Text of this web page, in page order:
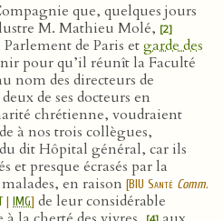
que, quelques jours
M. Mathieu Molé, [2]
Parlement de Paris etgarde des
pour qu’il réunît la Faculté
nom des directeurs de
deux de ses docteurs en
chrétienne, voudraient
à nos trois collègues,
dit Hôpital général, car ils
et presque écrasés par la
en raison [BIU Santé Comm.
| IMG] de leur considérable